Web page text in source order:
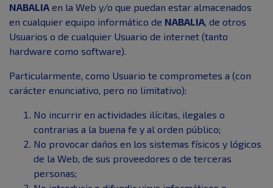
NABALIA en la Web y/o que puedan estar almacenados
en cualquier equipo informático de NABALIA, de otros
Usuarios o de cualquier Usuario de internet (tanto
hardware como software).
Particularmente, como Usuario te comprometes a (con
carácter enunciativo, pero no limitativo):
No incurrir en actividades ilícitas, ilegales o
contrarias a la buena fe y al orden público;
No provocar daños en los sistemas físicos y lógicos
de la Web, de sus proveedores o de terceras
personas;